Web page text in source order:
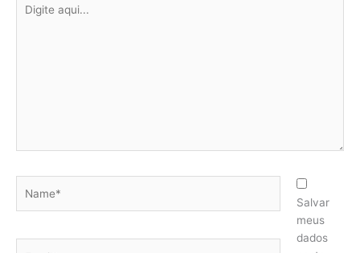
aqui...
Salvar
meus
dados